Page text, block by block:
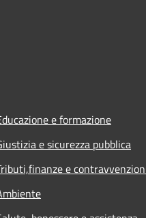
e formazione
e sicurezza pubblica
e